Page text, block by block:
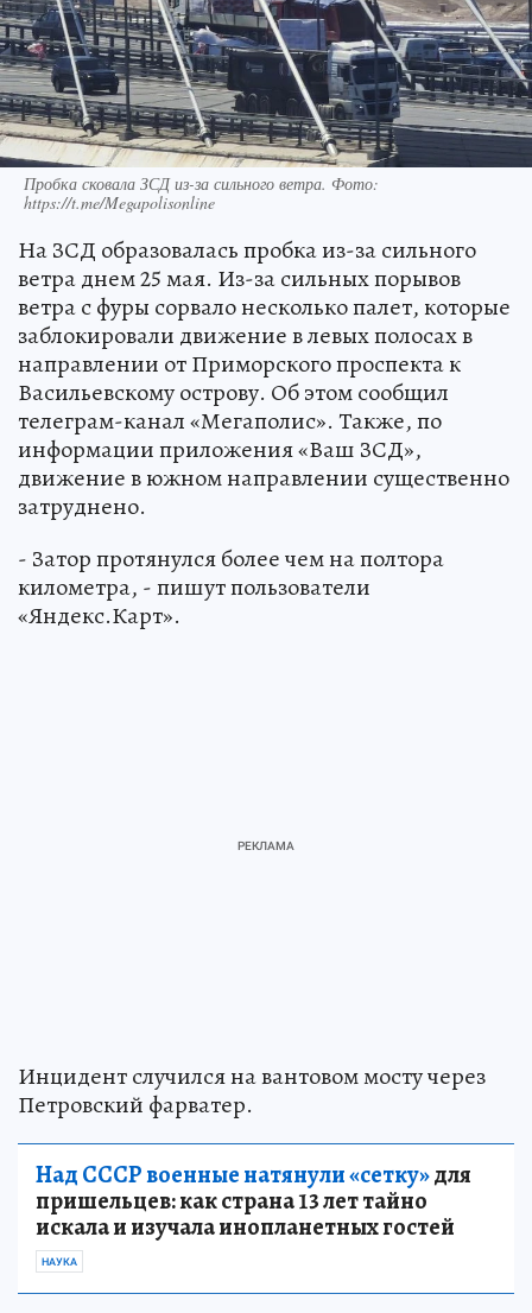
Пробка сковала ЗСД из-за сильного ветра. Фото:
https://t.me/Megapolisonline
На ЗСД образовалась пробка из-за сильного
ветра днем 25 мая. Из-за сильных порывов
ветра с фуры сорвало несколько палет, которые
заблокировали движение в левых полосах в
направлении от Приморского проспекта к
Васильевскому острову. Об этом сообщил
телеграм-канал «Мегаполис». Также, по
информации приложения «Ваш ЗСД»,
движение в южном направлении существенно
затруднено.
- Затор протянулся более чем на полтора
километра, - пишут пользователи
«Яндекс.Карт».
Инцидент случился на вантовом мосту через
Петровский фарватер.
Над СССР военные натянули «сетку»для
пришельцев: как страна 13 лет тайно
искала и изучала инопланетных гостей
НАУКА